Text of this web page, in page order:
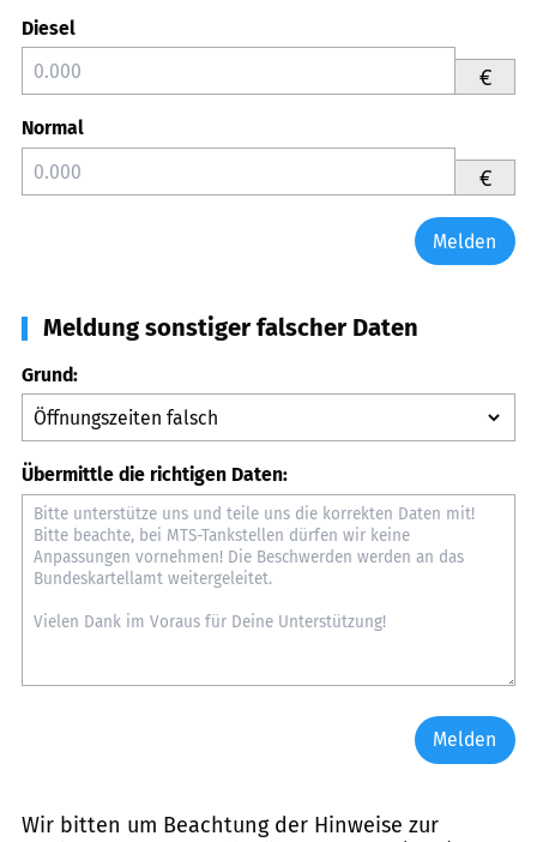
Diesel
€
Normal
€
Melden
Meldung sonstiger falscher Daten
Grund:
Übermittle die richtigen Daten:
Melden
Wir bitten um Beachtung der Hinweise zur